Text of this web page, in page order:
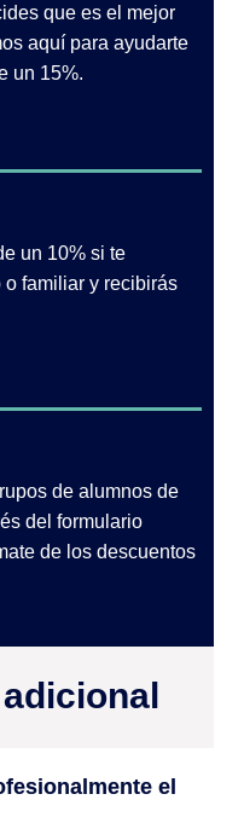
que es el mejor
aquí para ayudarte
un 15%.
un 10% si te
familiar y recibirás
de alumnos de
del formulario
de los descuentos
el